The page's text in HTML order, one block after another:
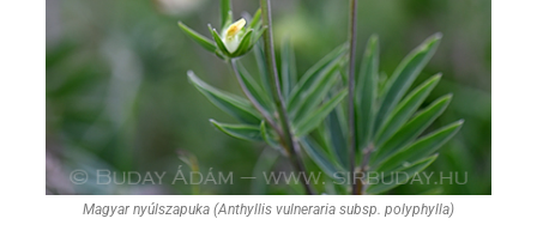
Magyar nyúlszapuka (Anthyllis vulneraria subsp. polyphylla)